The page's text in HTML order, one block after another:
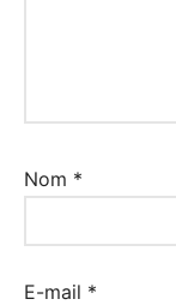
Nom *
E-mail *